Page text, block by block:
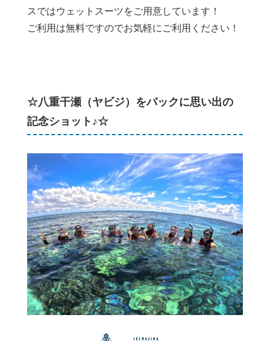
スではウェットスーツをご用意しています！
ご利用は無料ですのでお気軽にご利用ください！
☆八重干瀬（ヤビジ）をバックに思い出の
記念ショット♪☆